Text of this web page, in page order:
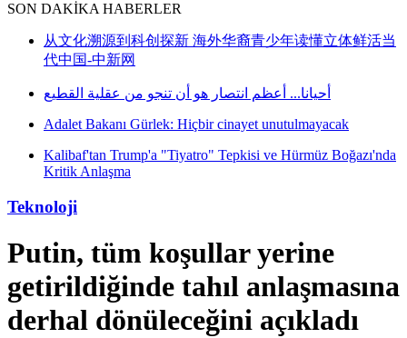
SON DAKİKA HABERLER
从文化溯源到科创探新 海外华裔青少年读懂立体鲜活当
代中国-中新网
أحيانا... أعظم انتصار هو أن تنجو من عقلية القطيع
Adalet Bakanı Gürlek: Hiçbir cinayet unutulmayacak
Kalibaf'tan Trump'a "Tiyatro" Tepkisi ve Hürmüz Boğazı'nda
Kritik Anlaşma
Teknoloji
Putin, tüm koşullar yerine
getirildiğinde tahıl anlaşmasına
derhal dönüleceğini açıkladı